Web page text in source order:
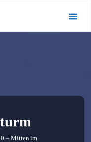
– Mitten im